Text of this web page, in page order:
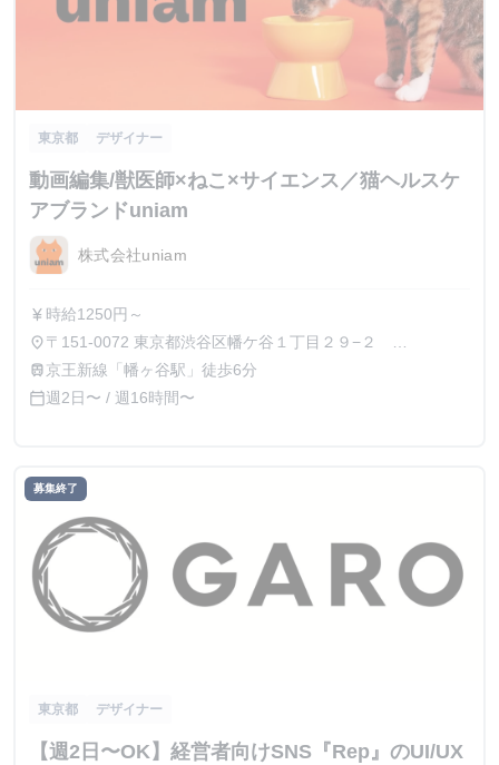
東京都 デザイナー
動画編集/獣医師×ねこ×サイエンス／猫ヘルスケ
アブランドuniam
株式会社uniam
currency_yen 時給1250円～
place 〒151-0072 東京都渋谷区幡ケ谷１丁目２９−２
THESTEPS 201
train 京王新線「幡ヶ谷駅」徒歩6分
calendar_today週2日〜 / 週16時間〜
募集終了
東京都 デザイナー
【週2日〜OK】経営者向けSNS『Rep』のUI/UX